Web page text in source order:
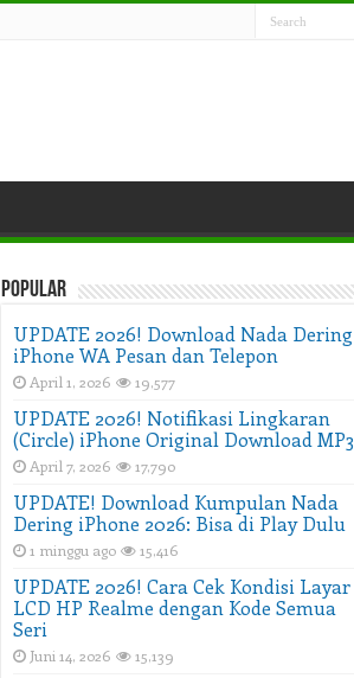
Popular
UPDATE 2026! Download Nada Dering
iPhone WA Pesan dan Telepon
April 1, 2026 19,577
UPDATE 2026! Notifikasi Lingkaran
(Circle) iPhone Original Download MP3
April 7, 2026 17,790
UPDATE! Download Kumpulan Nada
Dering iPhone 2026: Bisa di Play Dulu
1 minggu ago 15,416
UPDATE 2026! Cara Cek Kondisi Layar
LCD HP Realme dengan Kode Semua
Seri
Juni 14, 2026 15,139